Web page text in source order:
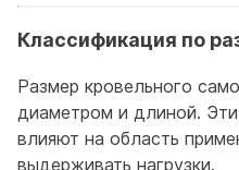
Классификация по
Размер кровельного
диаметром и длиной.
влияют на область
выдерживать нагрузки.